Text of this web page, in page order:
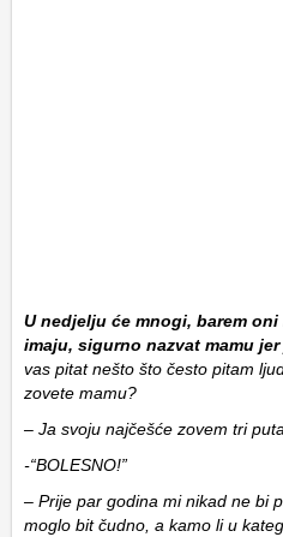
U nedjelju će mnogi, barem
imaju, sigurno nazvat mamu
vas pitat nešto što često pitam
zovete mamu?
– Ja svoju najčešće zovem tri
-“BOLESNO!”
– Prije par godina mi nikad ne bi
moglo bit čudno, a kamo li u